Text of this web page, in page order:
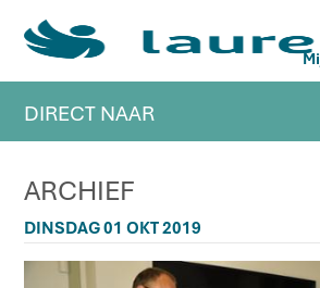
DIRECT NAAR
ARCHIEF
DINSDAG 01 OKT 2019